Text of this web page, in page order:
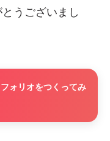
うございまし
ォリオをつくってみ